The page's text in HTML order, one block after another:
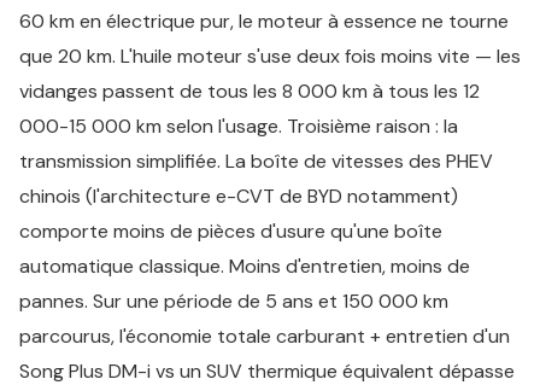
60 km en électrique pur, le moteur à essence ne tourne
que 20 km. L'huile moteur s'use deux fois moins vite — les
vidanges passent de tous les 8 000 km à tous les 12
000-15 000 km selon l'usage. Troisième raison : la
transmission simplifiée. La boîte de vitesses des PHEV
chinois (l'architecture e-CVT de BYD notamment)
comporte moins de pièces d'usure qu'une boîte
automatique classique. Moins d'entretien, moins de
pannes. Sur une période de 5 ans et 150 000 km
parcourus, l'économie totale carburant + entretien d'un
Song Plus DM-i vs un SUV thermique équivalent dépasse